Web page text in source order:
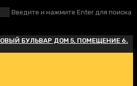
Введите и нажмите Enter для поиска
БУЛЬВАР ДОМ 5, ПОМЕЩЕНИЕ 6.